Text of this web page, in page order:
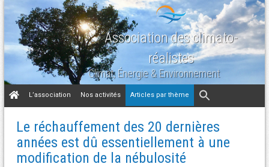
Association des climato-
réalistes
Climat, Énergie & Environnement
Aller
au
L’association Nos activités Articles par thème
Le réchauffement des 20 dernières
années est dû essentiellement à une
modification de la nébulosité